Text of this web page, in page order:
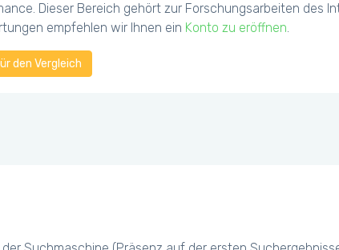
Dieser Bereich gehört zur Forschungsarbeiten des
empfehlen wir Ihnen ein Konto zu eröffnen.
den Vergleich